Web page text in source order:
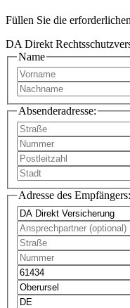
Füllen Sie die
DA Direkt
Name
Absenderadresse:
Adresse des Empfängers: